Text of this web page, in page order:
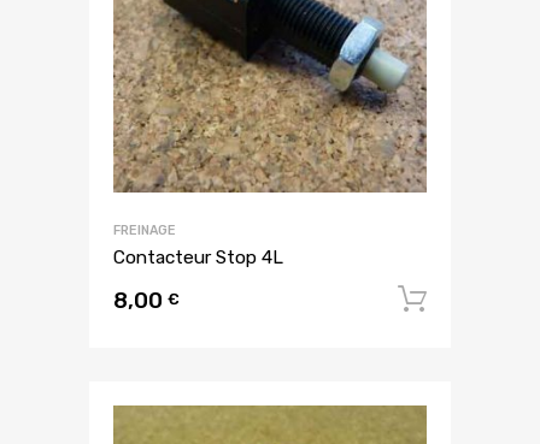
FREINAGE
Contacteur Stop 4L
8,00 €